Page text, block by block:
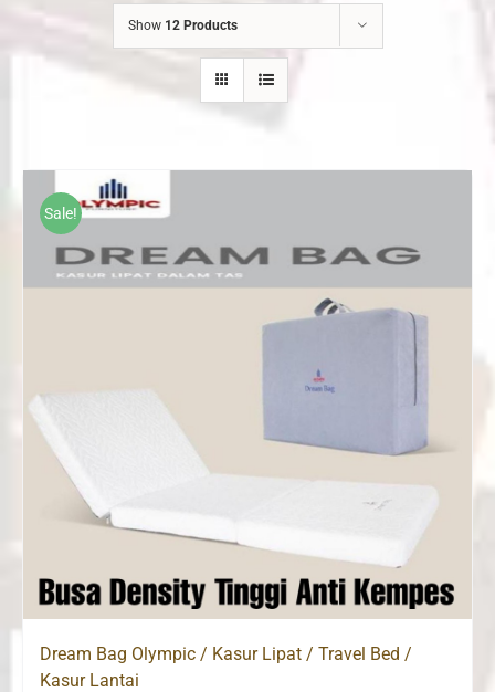
Show 12 Products
Sale!
Dream Bag Olympic / Kasur Lipat / Travel Bed /
Kasur Lantai